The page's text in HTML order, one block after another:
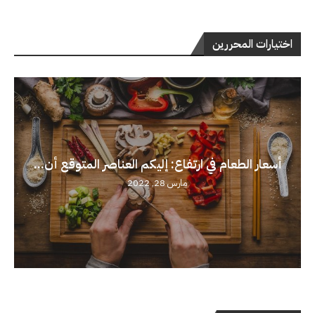
اختيارات المحررين
أسعار الطعام في ارتفاع: إليكم العناصر المتوقع أن...
مارس 28, 2022